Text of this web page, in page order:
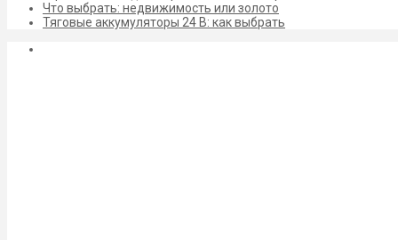
Что выбрать: недвижимость или золото
Тяговые аккумуляторы 24 В: как выбрать